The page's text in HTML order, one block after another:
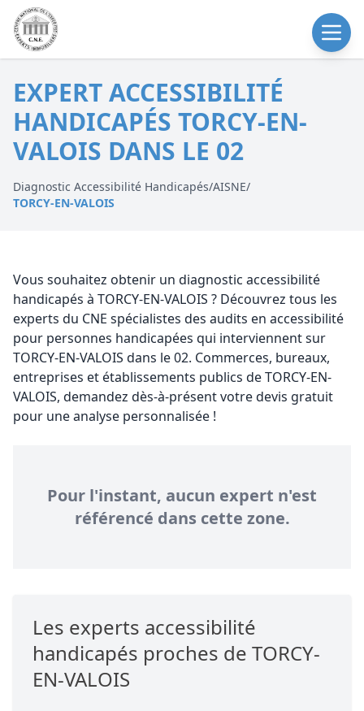
EXPERT ACCESSIBILITÉ
HANDICAPÉS TORCY-EN-
VALOIS DANS LE 02
Diagnostic Accessibilité Handicapés/AISNE/
TORCY-EN-VALOIS
Vous souhaitez obtenir un diagnostic accessibilité
handicapés à TORCY-EN-VALOIS ? Découvrez tous les
experts du CNE spécialistes des audits en accessibilité
pour personnes handicapées qui interviennent sur
TORCY-EN-VALOIS dans le 02. Commerces, bureaux,
entreprises et établissements publics de TORCY-EN-
VALOIS, demandez dès-à-présent votre devis gratuit
pour une analyse personnalisée !
Pour l'instant, aucun expert n'est
référencé dans cette zone.
Les experts accessibilité
handicapés proches de TORCY-
EN-VALOIS